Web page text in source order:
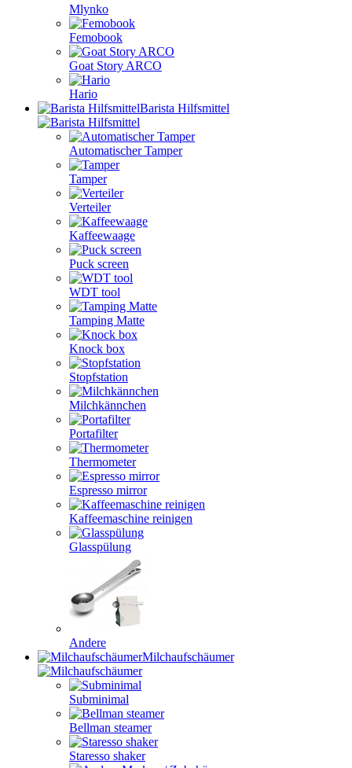
Mlynko
Femobook
Goat Story ARCO
Hario
Barista Hilfsmittel
Automatischer Tamper
Tamper
Verteiler
Kaffeewaage
Puck screen
WDT tool
Tamping Matte
Knock box
Stopfstation
Milchkännchen
Portafilter
Thermometer
Espresso mirror
Kaffeemaschine reinigen
Glasspülung
Andere
Milchaufschäumer
Subminimal
Bellman steamer
Staresso shaker